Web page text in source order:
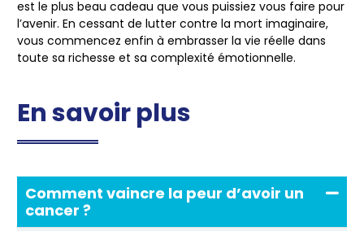
est le plus beau cadeau que vous puissiez vous faire pour
l’avenir. En cessant de lutter contre la mort imaginaire,
vous commencez enfin à embrasser la vie réelle dans
toute sa richesse et sa complexité émotionnelle.
En savoir plus
Comment vaincre la peur d’avoir un
cancer ?